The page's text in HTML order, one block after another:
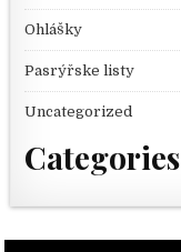
Ohlášky
Pasrýřske listy
Uncategorized
Categories